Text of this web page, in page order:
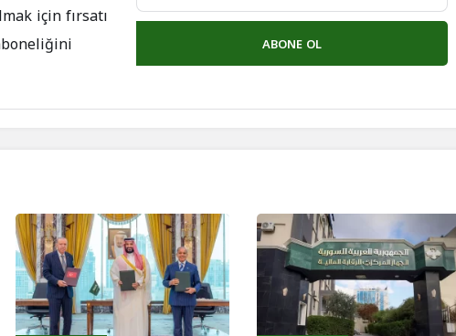
için fırsatı
ABONE OL